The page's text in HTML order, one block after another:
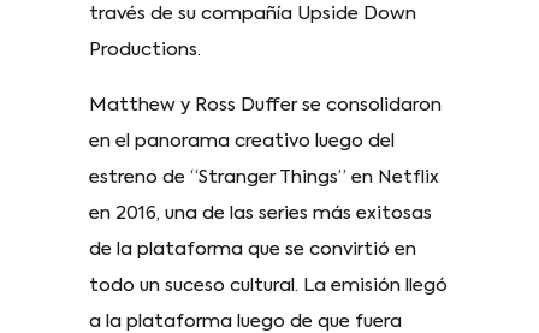
través de su compañía Upside Down
Productions.
Matthew y Ross Duffer se consolidaron
en el panorama creativo luego del
estreno de “Stranger Things” en Netflix
en 2016, una de las series más exitosas
de la plataforma que se convirtió en
todo un suceso cultural. La emisión llegó
a la plataforma luego de que fuera